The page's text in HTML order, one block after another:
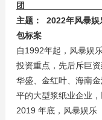
团
主题： 2022年风暴娱
包标案
自1992年起，风暴娱
投资重点，先后斥巨
华盛、金红叶、海南
平的大型浆纸业企业
2019 年底，风暴娱乐